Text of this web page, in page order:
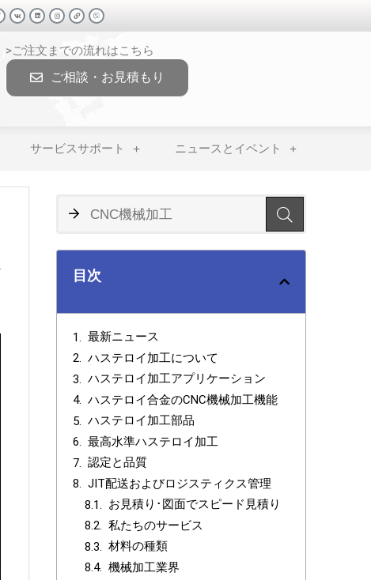
>ご注文までの流れはこちら
ご相談・お見積もり
サービスサポート ニュースとイベント
目次
最新ニュース
ハステロイ加工について
ハステロイ加工アプリケーション
ハステロイ合金のCNC機械加工機能
ハステロイ加工部品
最高水準ハステロイ加工
認定と品質
JIT配送およびロジスティクス管理
お見積り･図面でスピード見積り
私たちのサービス
材料の種類
機械加工業界